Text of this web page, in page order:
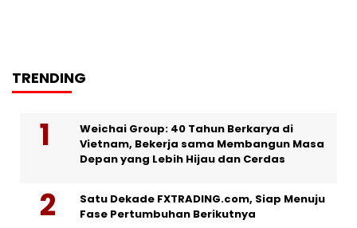
TRENDING
Weichai Group: 40 Tahun Berkarya di
Vietnam, Bekerja sama Membangun Masa
Depan yang Lebih Hijau dan Cerdas
Satu Dekade FXTRADING.com, Siap Menuju
Fase Pertumbuhan Berikutnya